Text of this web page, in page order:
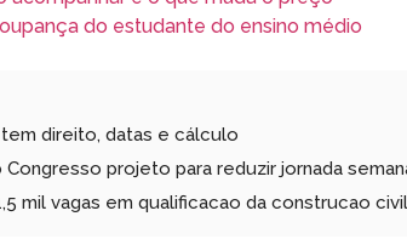
do estudante do ensino médio
direito, datas e cálculo
projeto para reduzir jornada
mil vagas em qualificacao da construcao